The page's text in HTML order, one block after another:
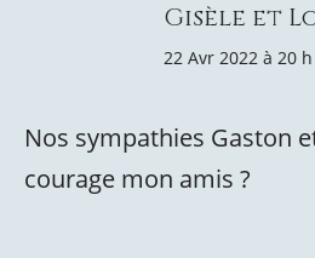
Gisèle et
22 Avr 2022 à 20
Nos sympathies Gaston
courage mon amis ?